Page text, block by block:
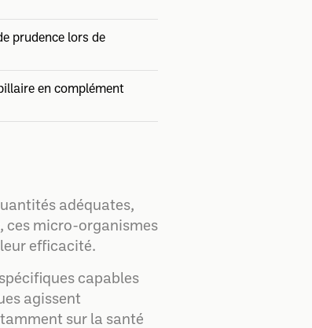
prudence lors de
en complément
adéquates,
ces micro-organismes
efficacité.
capables
agissent
sur la santé